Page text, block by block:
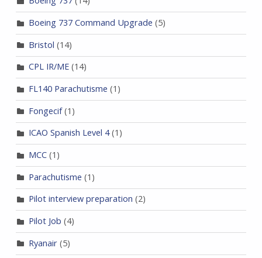
Boeing 737 Command Upgrade (5)
Bristol (14)
CPL IR/ME(14)
FL140 Parachutisme (1)
Fongecif(1)
ICAO Spanish Level 4(1)
MCC(1)
Parachutisme (1)
Pilot interview preparation (2)
Pilot Job (4)
Ryanair(5)